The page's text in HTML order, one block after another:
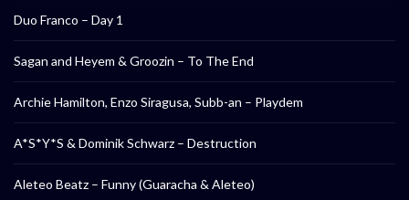
Duo Franco – Day 1
Sagan and Heyem & Groozin – To The End
Archie Hamilton, Enzo Siragusa, Subb-an – Playdem
A*S*Y*S & Dominik Schwarz – Destruction
Aleteo Beatz – Funny (Guaracha & Aleteo)